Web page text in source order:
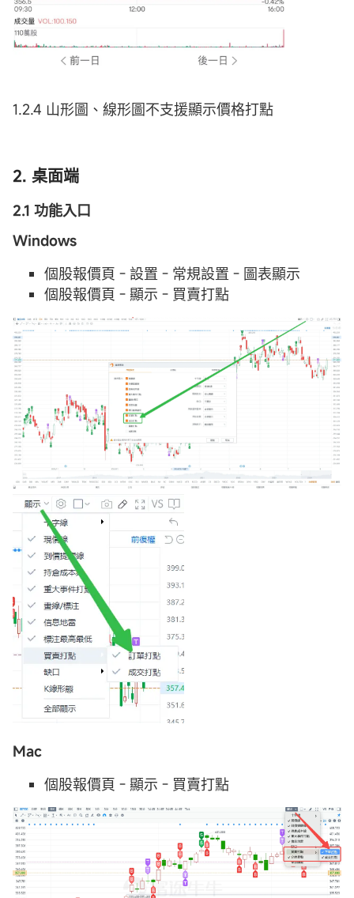
1.2.4 山形圖、線形圖不支援顯示價格打點
2. 桌面端
2.1 功能入口
Windows
個股報價頁 - 設置 - 常規設置 - 圖表顯示
個股報價頁 - 顯示 - 買賣打點
Mac
個股報價頁 - 顯示 - 買賣打點